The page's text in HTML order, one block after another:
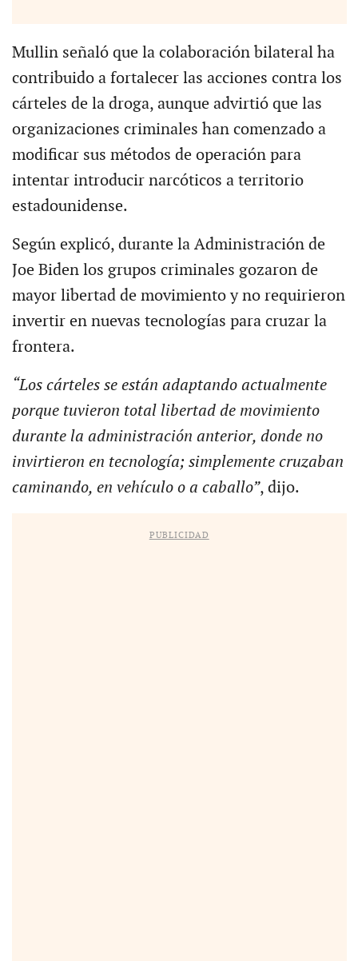
Mullin señaló que la colaboración bilateral ha
contribuido a fortalecer las acciones contra los
cárteles de la droga, aunque advirtió que las
organizaciones criminales han comenzado a
modificar sus métodos de operación para
intentar introducir narcóticos a territorio
estadounidense.
Según explicó, durante la Administración de
Joe Biden los grupos criminales gozaron de
mayor libertad de movimiento y no requirieron
invertir en nuevas tecnologías para cruzar la
frontera.
“Los cárteles se están adaptando actualmente
porque tuvieron total libertad de movimiento
durante la administración anterior, donde no
invirtieron en tecnología; simplemente cruzaban
caminando, en vehículo o a caballo”, dijo.
PUBLICIDAD